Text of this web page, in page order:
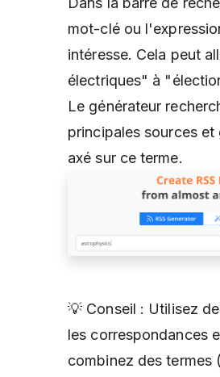
mot-clé ou
intéresse. Cela peut
électriques" à
Le générateur
principales sources et
axé sur ce terme.
💡 Conseil : Utilisez
les correspondances
combinez des termes